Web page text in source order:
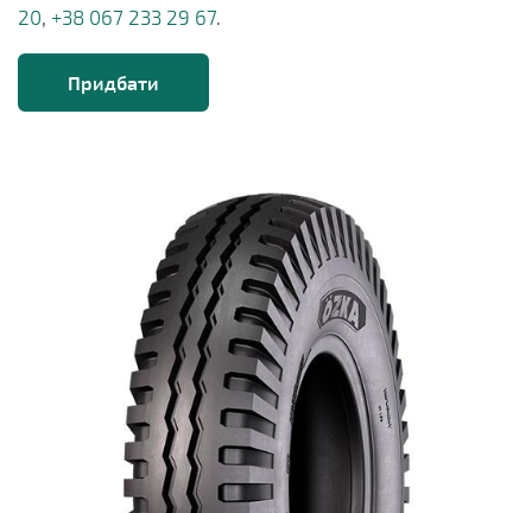
20, +38 067 233 29 67.
Придбати